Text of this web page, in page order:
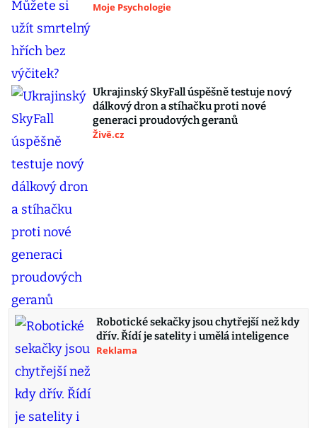
Moje Psychologie
Ukrajinský SkyFall úspěšně testuje nový
dálkový dron a stíhačku proti nové
generaci proudových geranů
Živě.cz
Robotické sekačky jsou chytřejší než kdy
dřív. Řídí je satelity i umělá inteligence
Reklama